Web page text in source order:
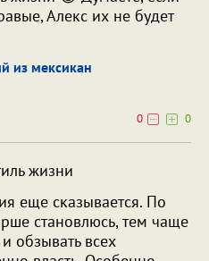
Алекс их не будет
из мексикан
0
0
жизни
еще сказывается. По
становлюсь, тем чаще
обзывать всех